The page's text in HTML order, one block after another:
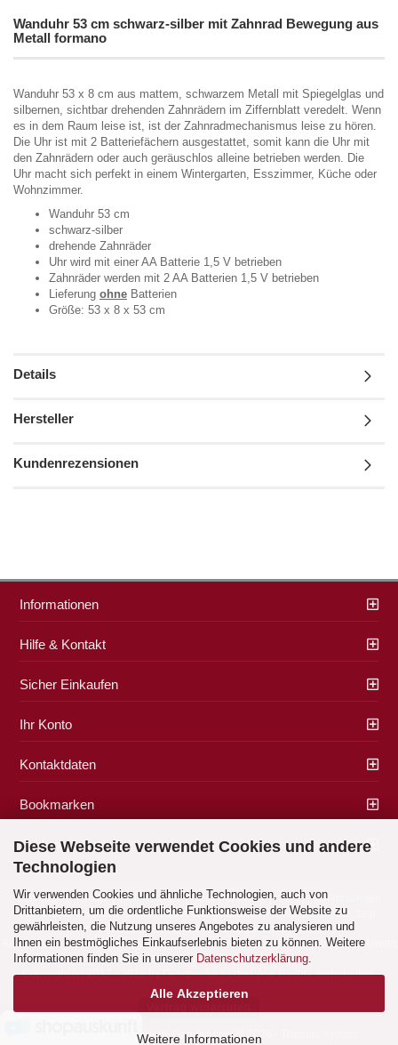
Diese Webseite verwendet Cookies und andere
Technologien
Wir verwenden Cookies und ähnliche Technologien, auch von
Drittanbietern, um die ordentliche Funktionsweise der Website zu
gewährleisten, die Nutzung unseres Angebotes zu analysieren und
Ihnen ein bestmögliches Einkaufserlebnis bieten zu können. Weitere
Informationen finden Sie in unserer Datenschutzerklärung.
Alle Akzeptieren
Weitere Informationen
Wanduhr 53 cm schwarz-silber mit Zahnrad Bewegung aus
Metall formano
Wanduhr 53 x 8 cm aus mattem, schwarzem Metall mit Spiegelglas und
silbernen, sichtbar drehenden Zahnrädern im Ziffernblatt veredelt. Wenn
es in dem Raum leise ist, ist der Zahnradmechanismus leise zu hören.
Die Uhr ist mit 2 Batteriefächern ausgestattet, somit kann die Uhr mit
den Zahnrädern oder auch geräuschlos alleine betrieben werden. Die
Uhr macht sich perfekt in einem Wintergarten, Esszimmer, Küche oder
Wohnzimmer.
Wanduhr 53 cm
schwarz-silber
drehende Zahnräder
Uhr wird mit einer AA Batterie 1,5 V betrieben
Zahnräder werden mit 2 AA Batterien 1,5 V betrieben
Lieferung ohne Batterien
Größe: 53 x 8 x 53 cm
Details
Hersteller
Kundenrezensionen
Informationen
Hilfe & Kontakt
Sicher Einkaufen
Ihr Konto
Kontaktdaten
Bookmarken
Zahlung & Versand
Impressum|AGB|Datenschutz|Widerrufsrecht| Cookie Einstellungen
Alle Preise verstehen sich inklusive der gesetzlichen Mehrwertsteuer, zzgl.
Versandkostensoweit nicht anders gekennzeichnet.
Alle Marken- und Produktbeschreibungen sind Marken oder eingetragene Marken
der entsprechenden Eigentümer.
Copyright (c) 2017 - 2026 by Geschenke Korber. Alle Rechte vorbehalten.
Shopping Cart Software by Gambio.com © 2026 - Themes